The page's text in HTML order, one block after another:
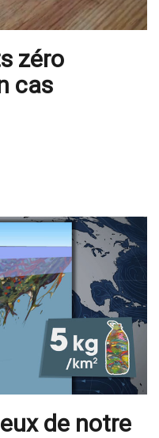
zéro
cas
de notre